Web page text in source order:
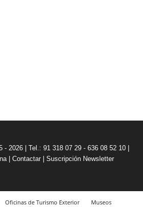
2026 | Tel.: 91 318 07 29 - 636 08 52 10 |
Contactar Suscripción Newsletter
Oficinas de Turismo Exterior Museos